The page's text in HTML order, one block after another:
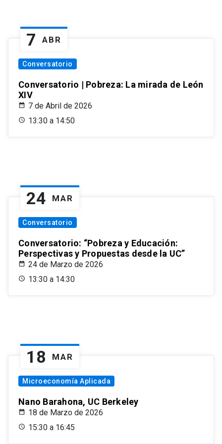
7 ABR
Conversatorio
Conversatorio | Pobreza: La mirada de León
XIV
7 de Abril de 2026
13:30 a 14:50
24 MAR
Conversatorio
Conversatorio: “Pobreza y Educación:
Perspectivas y Propuestas desde la UC”
24 de Marzo de 2026
13:30 a 14:30
18 MAR
Microeconomía Aplicada
Nano Barahona, UC Berkeley
18 de Marzo de 2026
15:30 a 16:45